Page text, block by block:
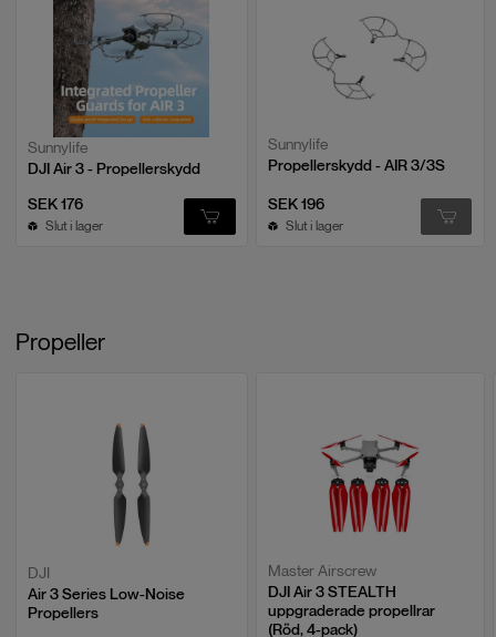
Sunnylife
DJI Air 3 - Propellerskydd
SEK 176
Slut i lager
Sunnylife
Propellerskydd - AIR 3/3S
SEK 196
Slut i lager
Propeller
DJI
Air 3 Series Low-Noise
Propellers
Master Airscrew
DJI Air 3 STEALTH
uppgraderade propellrar
(Röd, 4-pack)